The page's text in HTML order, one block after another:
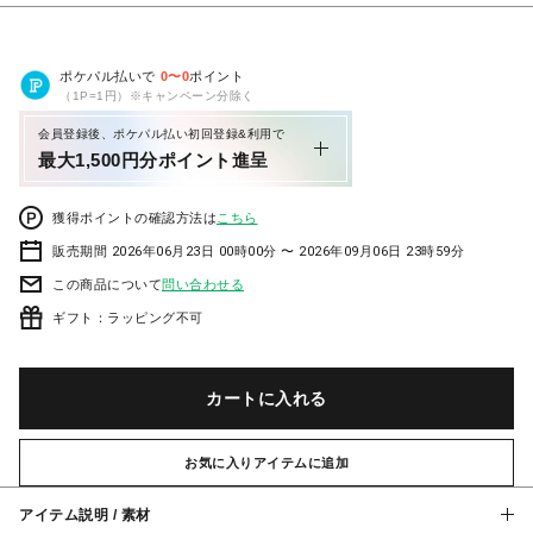
ポケパル払いで 0〜0ポイント
（1P=1円）※キャンペーン分除く
会員登録後、ポケパル払い初回登録&利用で
最大1,500円分ポイント進呈
獲得ポイントの確認方法は こちら
販売期間 2026年06月23日 00時00分 〜 2026年09月06日 23時59分
この商品について問い合わせる
ギフト：ラッピング不可
カートに入れる
お気に入りアイテムに追加
アイテム説明 / 素材